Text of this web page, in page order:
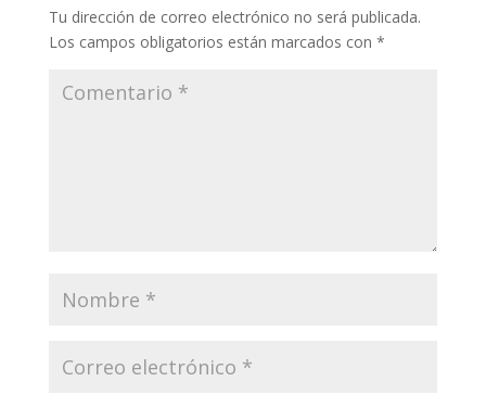
Tu dirección de correo electrónico no será publicada.
Los campos obligatorios están marcados con *